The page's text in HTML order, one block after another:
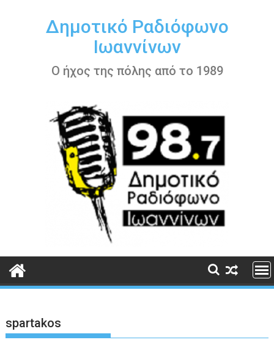
περιεχόμενοΔημοτικό Ραδιόφωνο
Ιωαννίνων
Ο ήχος της πόλης από το 1989
spartakos